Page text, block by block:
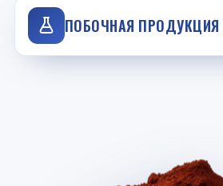
ПОБОЧНАЯ ПРОДУКЦИЯ